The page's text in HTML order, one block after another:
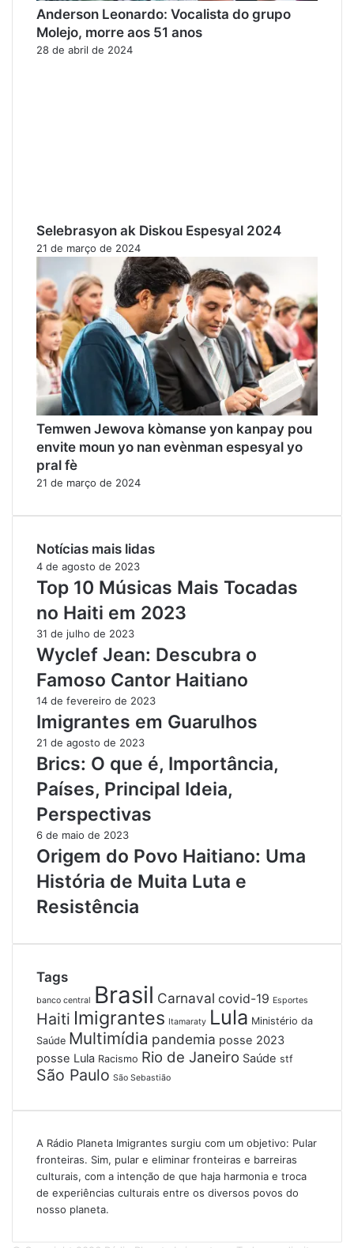
Anderson Leonardo: Vocalista do grupo
Molejo, morre aos 51 anos
28 de abril de 2024
Selebrasyon ak Diskou Espesyal 2024
21 de março de 2024
Temwen Jewova kòmanse yon kanpay pou
envite moun yo nan evènman espesyal yo
pral fè
21 de março de 2024
Notícias mais lidas
4 de agosto de 2023
Top 10 Músicas Mais Tocadas
no Haiti em 2023
31 de julho de 2023
Wyclef Jean: Descubra o
Famoso Cantor Haitiano
14 de fevereiro de 2023
Imigrantes em Guarulhos
21 de agosto de 2023
Brics: O que é, Importância,
Países, Principal Ideia,
Perspectivas
6 de maio de 2023
Origem do Povo Haitiano: Uma
História de Muita Luta e
Resistência
Tags
banco central Brasil Carnaval covid-19 Esportes
Haiti Imigrantes Itamaraty Lula Ministério da
Saúde Multimídia pandemia posse 2023
posse Lula Racismo Rio de Janeiro Saúde stf
São Paulo São Sebastião
A Rádio Planeta Imigrantes surgiu com um objetivo: Pular
fronteiras. Sim, pular e eliminar fronteiras e barreiras
culturais, com a intenção de que haja harmonia e troca
de experiências culturais entre os diversos povos do
nosso planeta.